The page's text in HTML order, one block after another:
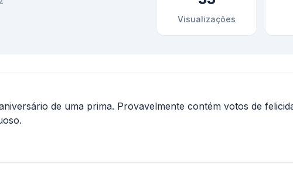
Visualizações
de uma prima. Provavelmente contém votos de